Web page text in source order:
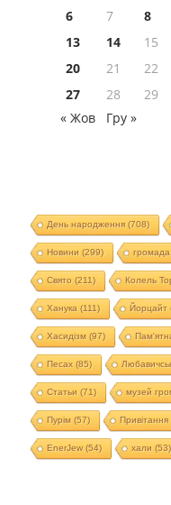
6
7 8
13
14 15
20
21 22
27
28 29
« Жов
Гру »
День народження(708)
Новини (299) громада
Свято (211) Колель
Ханука (111) Йорцайт
Хасидізм (97)
Песах(85)
Статьи (71) музей
Пурім (57) Привітання
EnerJew(54) хали (53)